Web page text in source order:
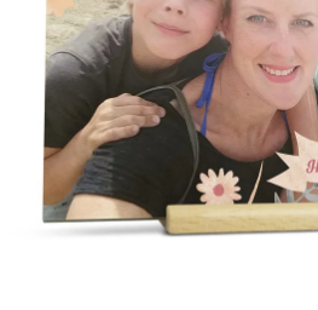
Biglietto d'auguri gratuito
Realizza qualcosa di unico in pochi
una tua foto o un messaggio che
complicazione, solo tanto amore